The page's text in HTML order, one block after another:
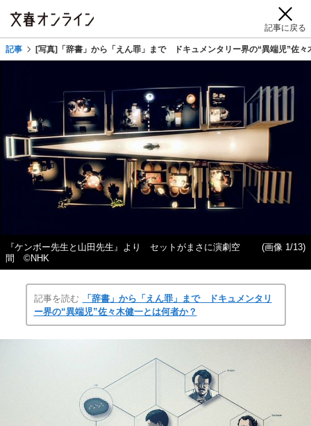
記事に戻る
記事 [写真]「辞書」から「えん罪」まで ドキュメンタリー界の“異端児”佐々
『ケンボー先生と山田先生』より セットがまさに演劇空
間 ©NHK
(画像 1/13)
記事を読む
「辞書」から「えん罪」まで ドキュメンタリ
ー界の“異端児”佐々木健一とは何者か？